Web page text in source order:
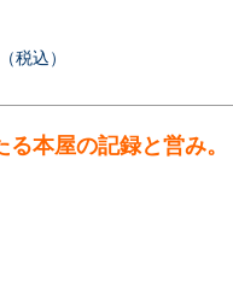
税込）
本屋の記録と営み。